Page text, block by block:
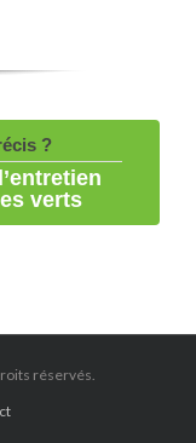
?
verts
réservés.